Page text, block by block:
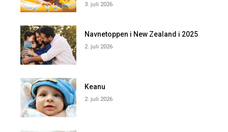
3. juli 2026
Navnetoppen i New Zealand i 2025
2. juli 2026
Keanu
2. juli 2026